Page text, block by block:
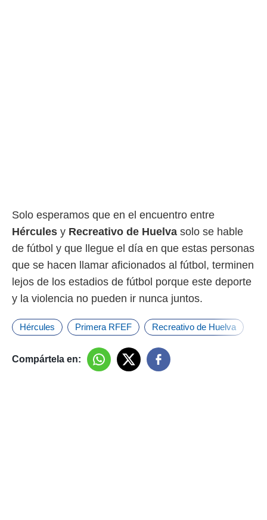
Solo esperamos que en el encuentro entre
Hércules y Recreativo de Huelva solo se hable
de fútbol y que llegue el día en que estas personas
que se hacen llamar aficionados al fútbol, terminen
lejos de los estadios de fútbol porque este deporte
y la violencia no pueden ir nunca juntos.
Hércules Primera RFEF Recreativo de Huelva
Compártela en: